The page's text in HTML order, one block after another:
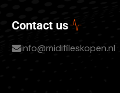
Contact us
info@midifileskopen.nl